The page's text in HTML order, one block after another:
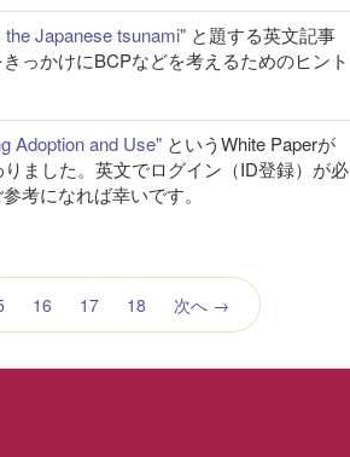
Japanese tsunami" と題する英文記事
っかけにBCPなどを考えるためのヒント
Adoption and Use" というWhite Paperが
ました。英文でログイン（ID登録）が必
考になれば幸いです。
16 17 18 次へ →